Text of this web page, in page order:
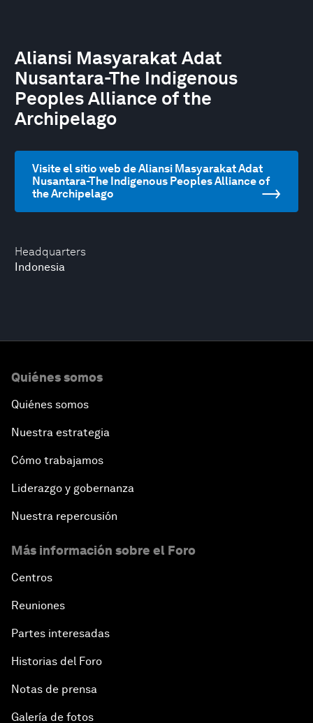
Headquarters
Indonesia
Aliansi Masyarakat Adat
Nusantara-The Indigenous
Peoples Alliance of the
Archipelago
Visite el sitio web de Aliansi Masyarakat Adat
Nusantara-The Indigenous Peoples Alliance of
the Archipelago
Quiénes somos
Quiénes somos
Nuestra estrategia
Cómo trabajamos
Liderazgo y gobernanza
Nuestra repercusión
Más información sobre el Foro
Centros
Reuniones
Partes interesadas
Historias del Foro
Notas de prensa
Galería de fotos